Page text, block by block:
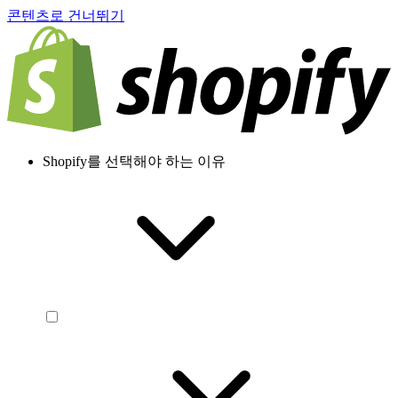
콘텐츠로 건너뛰기
Shopify를 선택해야 하는 이유